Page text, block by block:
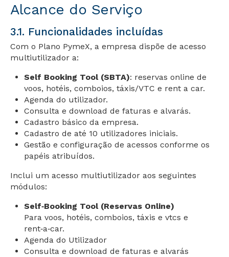
Alcance do Serviço
3.1. Funcionalidades incluídas
Com o Plano PymeX, a empresa dispõe de acesso
multiutilizador a:
Self Booking Tool (SBTA): reservas online de
voos, hotéis, comboios, táxis/VTC e rent a car.
Agenda do utilizador.
Consulta e download de faturas e alvarás.
Cadastro básico da empresa.
Cadastro de até 10 utilizadores iniciais.
Gestão e configuração de acessos conforme os
papéis atribuídos.
Inclui um acesso multiutilizador aos seguintes
módulos:
Self‑Booking Tool (Reservas Online)
Para voos, hotéis, comboios, táxis e vtcs e
rent‑a‑car.
Agenda do Utilizador
Consulta e download de faturas e alvarás